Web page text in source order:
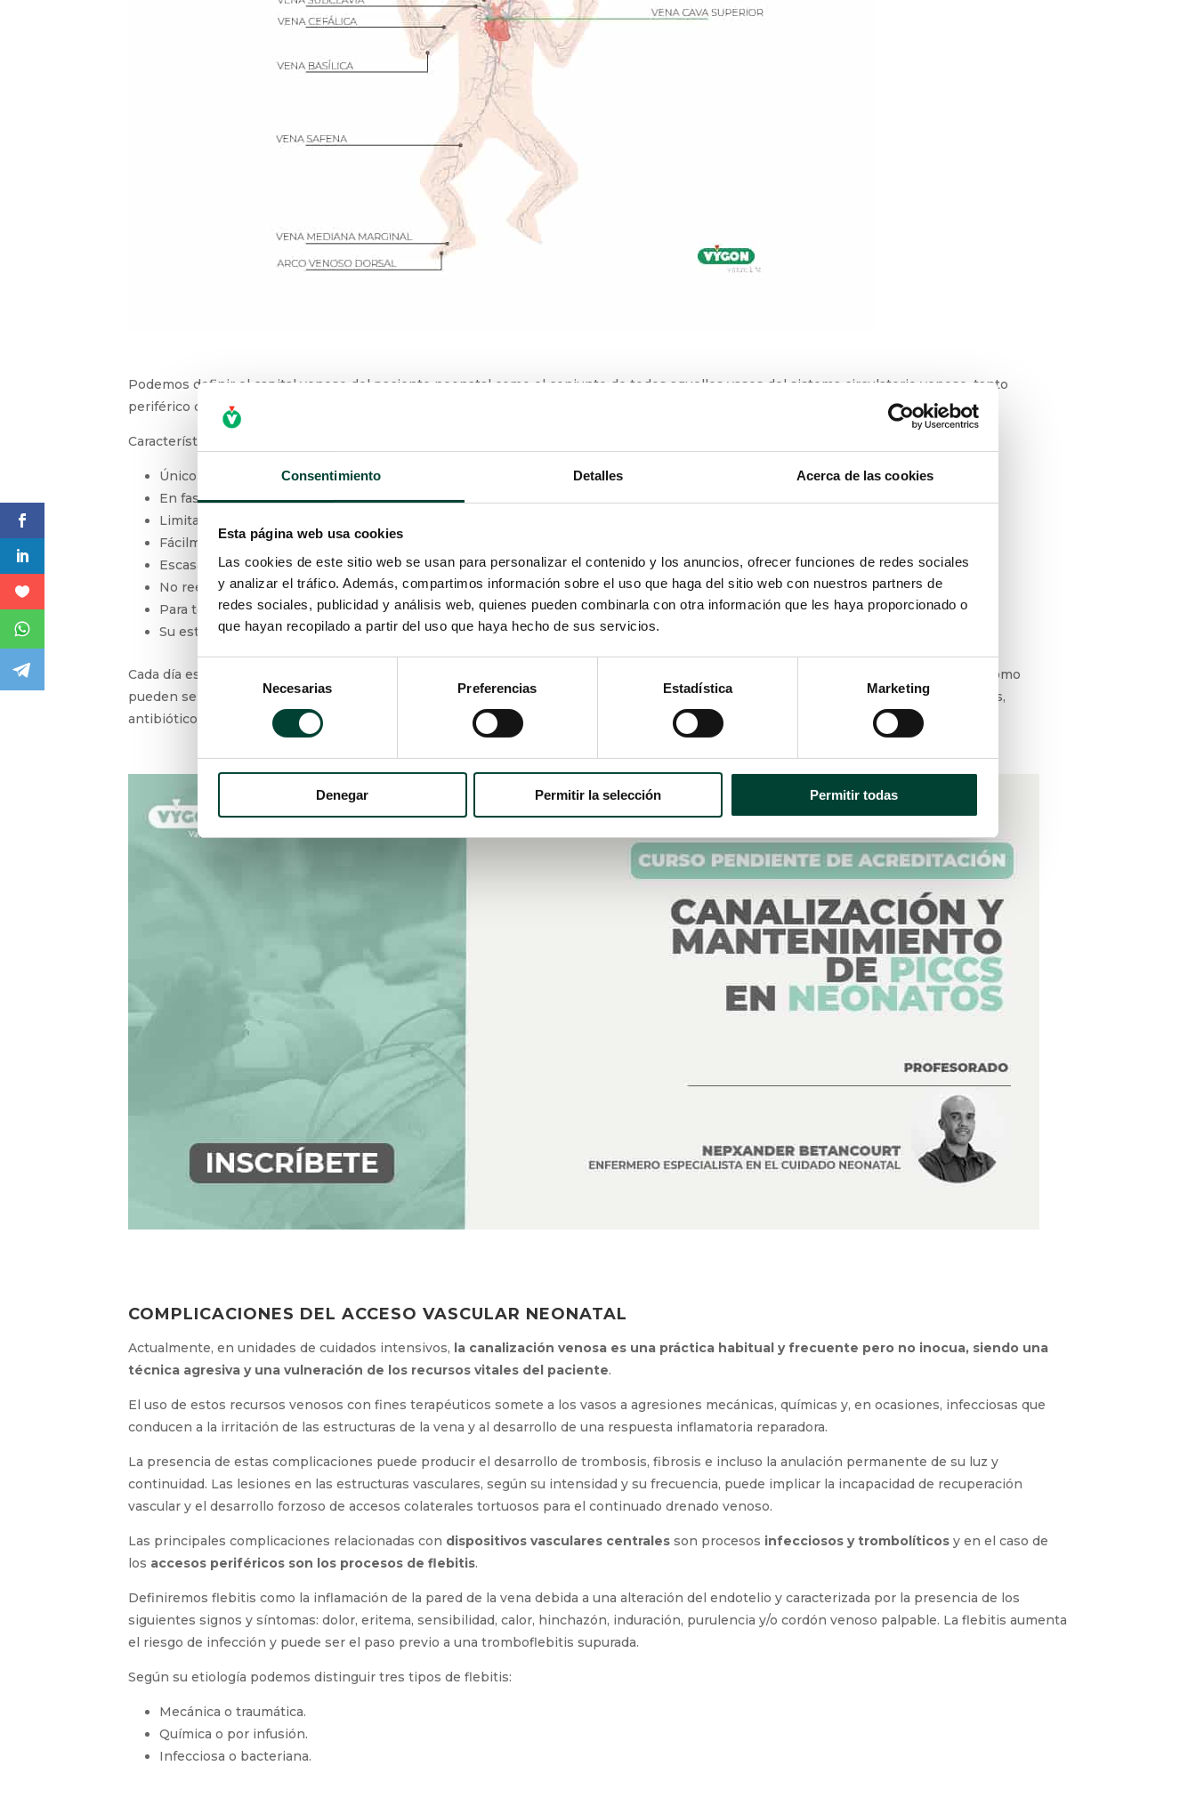
Consentimiento Detalles Acerca de las cookies
Esta página web usa cookies
Las cookies de este sitio web se usan para personalizar el contenido y los anuncios, ofrecer funciones de redes sociales
y analizar el tráfico. Además, compartimos información sobre el uso que haga del sitio web con nuestros partners de
redes sociales, publicidad y análisis web, quienes pueden combinarla con otra información que les haya proporcionado o
que hayan recopilado a partir del uso que haya hecho de sus servicios.
consentimiento
Necesarias Preferencias Estadística Marketing
Denegar Permitir la selección Permitir todas
Podemos definir el capital venoso del paciente neonatal como el conjunto de todos aquellos vasos del sistema circulatorio venoso, tanto
periférico como central, potencialmente utilizable con fines diagnósticos y/o terapéuticos.
Características del capital venoso neonatal:
Único
En fase de desarrollo
Limitado
Fácilmente deteriorable
Escasa capacidad de recuperación
No reemplazo
Para toda la vida
Su estado influye en la calidad de vida
Cada día es más habitual encontrar pacientes que presentan demandas de tratamientos intravenosos precoces y de mayor duración, como
pueden ser: la administración de nutrición parenteral temprana y de larga duración, fármacos analgésicos, tratamientos cardiovasculares,
antibióticos, así como diferentes fármacos de características irritantes que precisan accesos venosos seguros y de calidad (1).
COMPLICACIONES DEL ACCESO VASCULAR NEONATAL
Actualmente, en unidades de cuidados intensivos, la canalización venosa es una práctica habitual y frecuente pero no inocua, siendo una
técnica agresiva y una vulneración de los recursos vitales del paciente.
El uso de estos recursos venosos con fines terapéuticos somete a los vasos a agresiones mecánicas, químicas y, en ocasiones, infecciosas que
conducen a la irritación de las estructuras de la vena y al desarrollo de una respuesta inflamatoria reparadora.
La presencia de estas complicaciones puede producir el desarrollo de trombosis, fibrosis e incluso la anulación permanente de su luz y
continuidad. Las lesiones en las estructuras vasculares, según su intensidad y su frecuencia, puede implicar la incapacidad de recuperación
vascular y el desarrollo forzoso de accesos colaterales tortuosos para el continuado drenado venoso.
Las principales complicaciones relacionadas con dispositivos vasculares centrales son procesos infecciosos y trombolíticos y en el caso de
los accesos periféricos son los procesos de flebitis.
Definiremos flebitis como la inflamación de la pared de la vena debida a una alteración del endotelio y caracterizada por la presencia de los
siguientes signos y síntomas: dolor, eri­tema, sensibilidad, calor, hinchazón, indura­ción, purulencia y/o cordón venoso palpable. La flebitis aumenta
el riesgo de infección y puede ser el paso previo a una tromboflebitis supurada.
Según su etiología podemos distinguir tres tipos de flebitis:
Mecánica o traumática.
Química o por infusión.
Infecciosa o bacteriana.